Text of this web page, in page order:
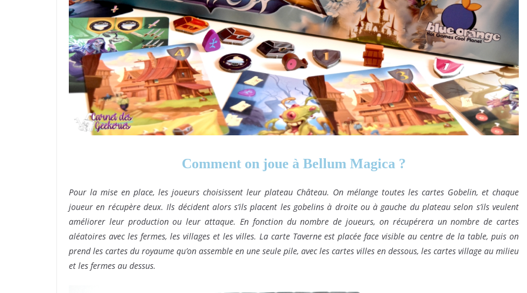
Comment on joue à Bellum Magica ?
Pour la mise en place, les joueurs choisissent leur plateau Château. On mélange toutes les cartes Gobelin, et chaque
joueur en récupère deux. Ils décident alors s’ils placent les gobelins à droite ou à gauche du plateau selon s’ils veulent
améliorer leur production ou leur attaque. En fonction du nombre de joueurs, on récupérera un nombre de cartes
aléatoires avec les fermes, les villages et les villes. La carte Taverne est placée face visible au centre de la table, puis on
prend les cartes du royaume qu’on assemble en une seule pile, avec les cartes villes en dessous, les cartes village au milieu
et les fermes au dessus.